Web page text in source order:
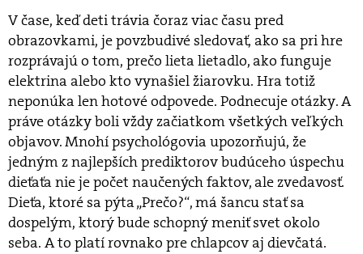
V čase, keď deti trávia čoraz viac času pred
obrazovkami, je povzbudivé sledovať, ako sa pri hre
rozprávajú o tom, prečo lieta lietadlo, ako funguje
elektrina alebo kto vynašiel žiarovku. Hra totiž
neponúka len hotové odpovede. Podnecuje otázky. A
práve otázky boli vždy začiatkom všetkých veľkých
objavov. Mnohí psychológovia upozorňujú, že
jedným z najlepších prediktorov budúceho úspechu
dieťaťa nie je počet naučených faktov, ale zvedavosť.
Dieťa, ktoré sa pýta „Prečo?“, má šancu stať sa
dospelým, ktorý bude schopný meniť svet okolo
seba. A to platí rovnako pre chlapcov aj dievčatá.